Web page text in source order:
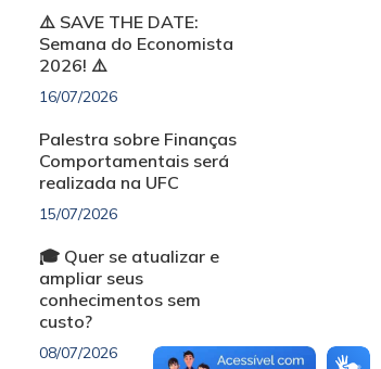
⚠️ SAVE THE DATE:
Semana do Economista
2026! ⚠️
16/07/2026
Palestra sobre Finanças
Comportamentais será
realizada na UFC
15/07/2026
🎓 Quer se atualizar e
ampliar seus
conhecimentos sem
custo?
08/07/2026